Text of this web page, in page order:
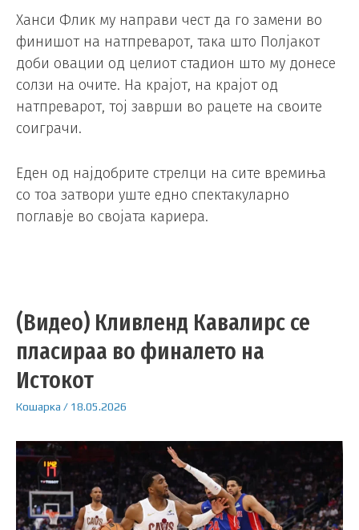
Ханси Флик му направи чест да го замени во
финишот на натпреварот, така што Полјакот
доби овации од целиот стадион што му донесе
солзи на очите. На крајот, на крајот од
натпреварот, тој заврши во рацете на своите
соиграчи.
Еден од најдобрите стрелци на сите времиња
со тоа затвори уште едно спектакуларно
поглавје во својата кариера.
(Видео) Кливленд Кавалирс се
пласираа во финалето на
Истокот
Кошарка / 18.05.2026